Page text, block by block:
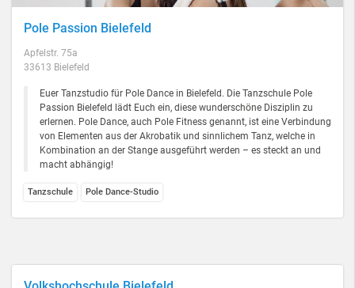
Pole Passion Bielefeld
Apfelstr. 75a
33613 Bielefeld
Euer Tanzstudio für Pole Dance in Bielefeld. Die Tanzschule Pole
Passion Bielefeld lädt Euch ein, diese wunderschöne Disziplin zu
erlernen. Pole Dance, auch Pole Fitness genannt, ist eine Verbindung
von Elementen aus der Akrobatik und sinnlichem Tanz, welche in
Kombination an der Stange ausgeführt werden – es steckt an und
macht abhängig!
Tanzschule Pole Dance-Studio